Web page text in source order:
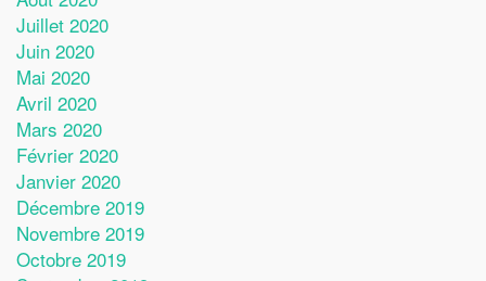
Juillet 2020
Juin 2020
Mai 2020
Avril 2020
Mars 2020
Février 2020
Janvier 2020
Décembre 2019
Novembre 2019
Octobre 2019